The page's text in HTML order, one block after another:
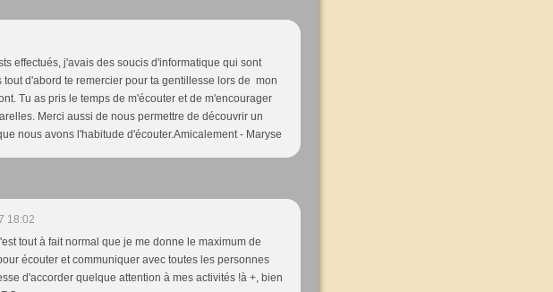
effectués, j'avais des soucis d'informatique qui sont
d'abord te remercier pour ta gentillesse lors de mon
Tu as pris le temps de m'écouter et de m'encourager
Merci aussi de nous permettre de découvrir un
nous avons l'habitude d'écouter.Amicalement - Maryse
18:02
tout à fait normal que je me donne le maximum de
écouter et communiquer avec toutes les personnes
d'accorder quelque attention à mes activités !à +, bien